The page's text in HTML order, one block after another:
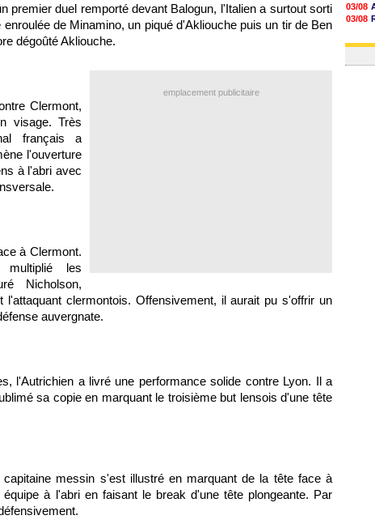
premier duel remporté devant Balogun, l'Italien a surtout sorti
de Minamino, un piqué d'Akliouche puis un tir de Ben
dégoûté Akliouche.
emplacement publicitaire
Clermont,
visage. Très
français a
l'ouverture
à l'abri avec
à Clermont.
les
Nicholson,
l'attaquant clermontois. Offensivement, il aurait pu s'offrir un
auvergnate.
l'Autrichien a livré une performance solide contre Lyon. Il a
sa copie en marquant le troisième but lensois d'une tête
messin s'est illustré en marquant de la tête face à
à l'abri en faisant le break d'une tête plongeante. Par
03/08
03/08
31/07